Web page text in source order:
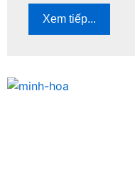
Xem tiếp...